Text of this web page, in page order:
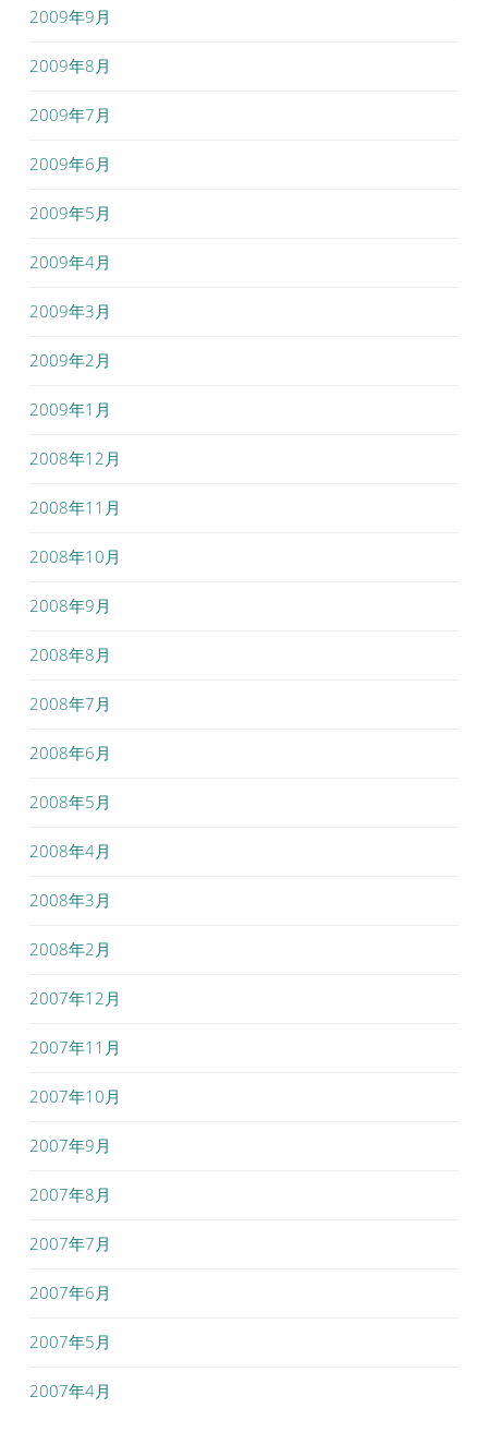
2009年9月
2009年8月
2009年7月
2009年6月
2009年5月
2009年4月
2009年3月
2009年2月
2009年1月
2008年12月
2008年11月
2008年10月
2008年9月
2008年8月
2008年7月
2008年6月
2008年5月
2008年4月
2008年3月
2008年2月
2007年12月
2007年11月
2007年10月
2007年9月
2007年8月
2007年7月
2007年6月
2007年5月
2007年4月